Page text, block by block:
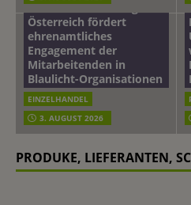
mehr vom leben tag: dm
Österreich fördert
ehrenamtliches
Engagement der
Mitarbeitenden in
Blaulicht-Organisationen
EINZELHANDEL
3. AUGUST 2026
PRODUKE, LIEFERANTEN,